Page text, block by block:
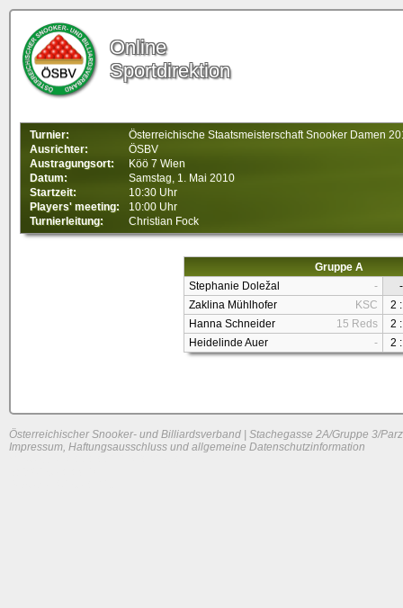
Online
Sportdirektion
Turnier:
Österreichische Staatsmeisterschaft Snooker Damen
Ausrichter:
ÖSBV
Austragungsort:
Köö 7 Wien
Datum:
Samstag, 1. Mai 2010
Startzeit:
10:30 Uhr
Players' meeting:
10:00 Uhr
Turnierleitung:
Christian Fock
Gruppe A
Stephanie Doležal
-
-
Zaklina Mühlhofer
KSC
2
Hanna Schneider
15 Reds
2
Heidelinde Auer
- 2
Österreichischer Snooker- und Billiardsverband | Stachegasse 2A/Gruppe 3/
Impressum, Haftungsausschluss und allgemeine Datenschutzinformation